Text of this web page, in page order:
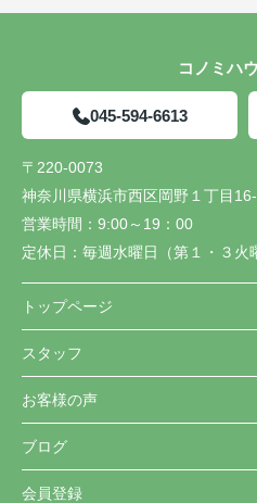
コノミハ
045-594-6613
〒220-0073
神奈川県横浜市西区岡野１丁目
営業時間： 9:00～19：00
定休日： 毎週水曜日（第１・３火
トップページ
スタッフ
お客様の声
ブログ
会員登録